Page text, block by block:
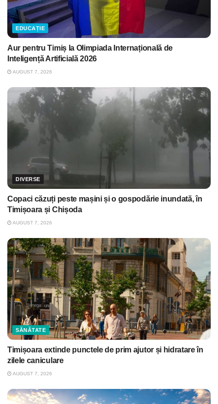
EDUCAȚIE
Aur pentru Timiș la Olimpiada Internațională de
Inteligență Artificială 2026
AUGUST 7, 2026
DIVERSE
Copaci căzuți peste mașini și o gospodărie inundată, în
Timișoara și Chișoda
AUGUST 7, 2026
SĂNĂTATE
Timișoara extinde punctele de prim ajutor și hidratare în
zilele caniculare
AUGUST 7, 2026